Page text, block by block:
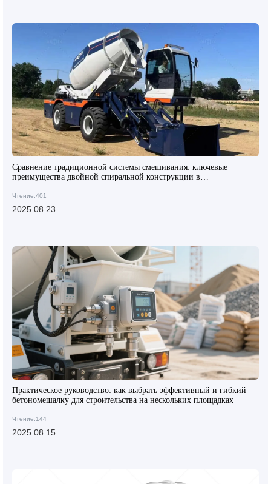
Сравнение традиционной системы смешивания: ключевые
преимущества двойной спиральной конструкции в
Чтение:401
2025.08.23
Практическое руководство: как выбрать эффективный и гибкий
бетономешалку для строительства на нескольких площадках
Чтение:144
2025.08.15